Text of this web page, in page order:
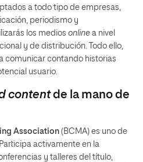
a todo tipo de empresas,
periodismo y
los medios online a nivel
y de distribución. Todo ello,
comunicar contando historias
usuario.
contentde la mano de
Association (BCMA) es uno de
activamente en la
y talleres del título,